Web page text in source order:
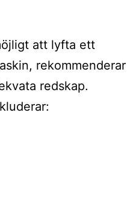
att lyfta ett
rekommenderar
redskap.